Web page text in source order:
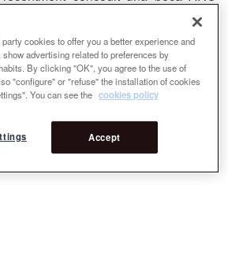
Investigació pràctica de
el paper de la intel•ligència espacial
construït per $ 150.000 USD. En
una beca de 47.000 $ per
programa de Màster d’Arquitectura
a New Zealand i Austràlia.
visitant i investigador a ETSAB i
du Paysage - Versaiiles
cookies to offer you a better experience and
advertising related to preferences by
By clicking "OK", you agree to the use of
"configure" or "refuse" the installation of cookies
You can see the cookies policy
Accept